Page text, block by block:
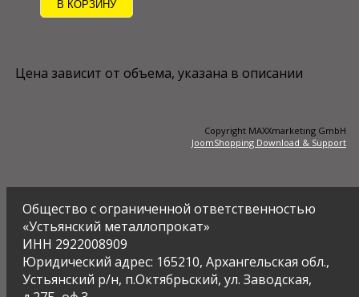
Цена зависит от объема, указана в описании
Copyright MAXXmarketing GmbH
JoomShopping Download & Support
Общество с ограниченной ответственностью
«Устьянский металлопрокат»
ИНН 2922008909
Юридический адрес: 165210, Архангельская обл.,
Устьянский р/н, п.Октябрьский, ул. Заводская,